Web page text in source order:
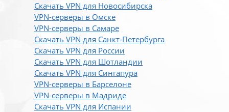
Скачать VPN для Новосибирска
VPN-серверы в Омске
VPN-серверы в Самаре
Скачать VPN для Санкт-Петербурга
Скачать VPN для России
Скачать VPN для Шотландии
Скачать VPN для Сингапура
VPN-серверы в Барселоне
VPN-серверы в Мадриде
Скачать VPN для Испании